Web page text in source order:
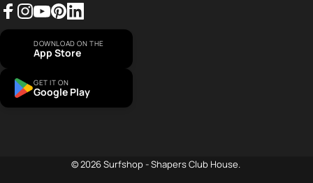
Facebook
Instagram
YouTube
Pinterest
LinkedIn
DOWNLOAD ON THE
App Store
GET IT ON
Google Play
© 2026 Surfshop - Shapers Club House.